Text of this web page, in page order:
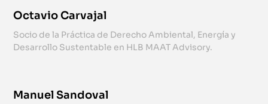
Octavio Carvajal
Socio de la Práctica de Derecho Ambiental, Energía y
Desarrollo Sustentable en HLB MAAT Advisory.
Manuel Sandoval